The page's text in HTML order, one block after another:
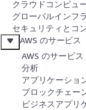
クラウドコンピュ
グローバルインフ
セキュリティとコ
AWS のサービス
AWS のサービ
分析
アプリケーショ
ブロックチェー
ビジネスアプリ